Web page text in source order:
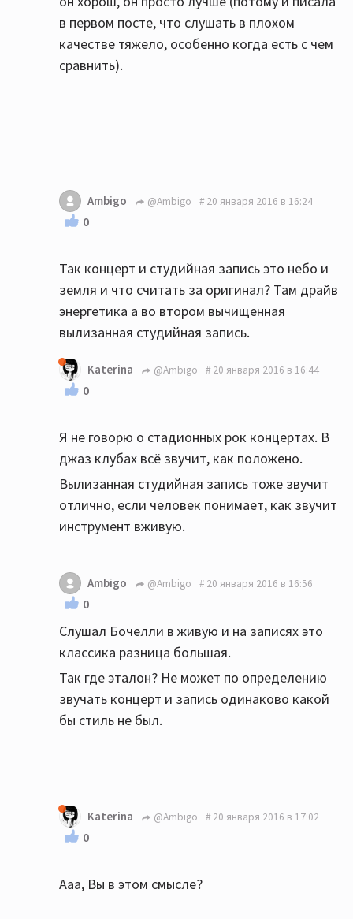
в первом посте, что слушать в плохом
качестве тяжело, особенно когда есть с чем
сравнить).
Ambigo @Ambigo 20 января 2016 в 16:24
0
Так концерт и студийная запись это небо и
земля и что считать за оригинал? Там драйв
энергетика а во втором вычищенная
вылизанная студийная запись.
Katerina @Ambigo 20 января 2016 в 16:44
0
Я не говорю о стадионных рок концертах. В
джаз клубах всё звучит, как положено.
Вылизанная студийная запись тоже звучит
отлично, если человек понимает, как звучит
инструмент вживую.
Ambigo @Ambigo 20 января 2016 в 16:56
0
Слушал Бочелли в живую и на записях это
классика разница большая.
Так где эталон? Не может по определению
звучать концерт и запись одинаково какой
бы стиль не был.
Katerina @Ambigo 20 января 2016 в 17:02
0
Ааа, Вы в этом смысле?